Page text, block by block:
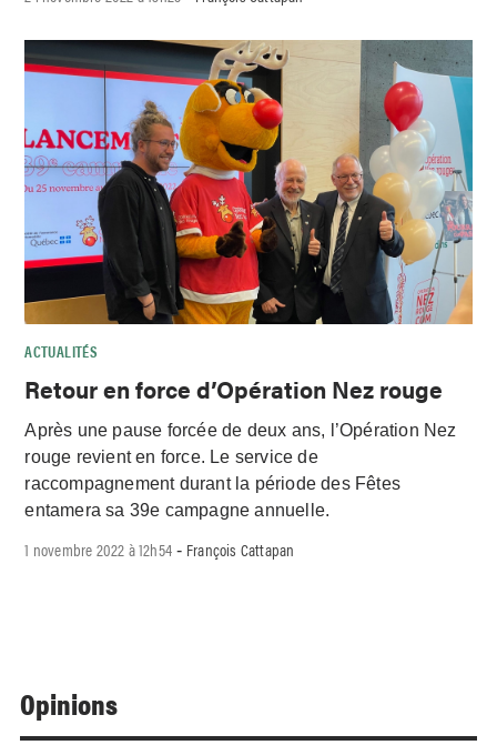
ACTUALITÉS
Retour en force d’Opération Nez rouge
Après une pause forcée de deux ans, l’Opération Nez
rouge revient en force. Le service de
raccompagnement durant la période des Fêtes
entamera sa 39e campagne annuelle.
1 novembre 2022 à 12h54 - François Cattapan
Opinions